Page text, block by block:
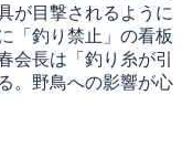
が目撃されるように
「釣り禁止」の看板
会長は「釣り糸が引
。野鳥への影響が心